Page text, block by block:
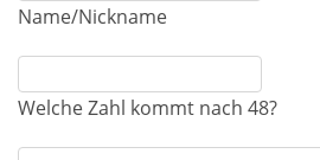
Name/Nickname
Welche Zahl kommt nach 48?